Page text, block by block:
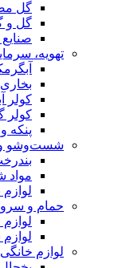
گل
گل و
تهویه،
کولر
کولر
پنکه
شست‌وشو
مواد
حمام و
لوازم